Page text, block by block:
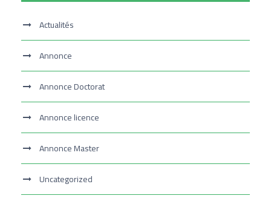
Actualités
Annonce
Annonce Doctorat
Annonce licence
Annonce Master
Uncategorized